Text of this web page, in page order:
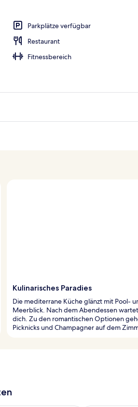
Parkplätze verfügbar
Restaurant
Fitnessbereich
Kulinarisches Paradies
Die mediterrane Küche glänzt mit Pool-
Meerblick. Nach dem Abendessen
dich. Zu den romantischen Optionen
Picknicks und Champagner auf dem